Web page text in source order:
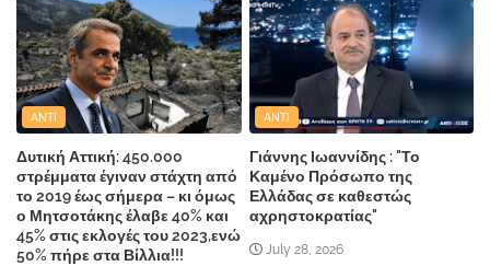
ANTI
Δυτική Αττική: 450.000
στρέμματα έγιναν στάχτη από
το 2019 έως σήμερα – κι όμως
ο Μητσοτάκης έλαβε 40% και
45% στις εκλογές του 2023,ενώ
50% πήρε στα Βίλλια!!!
ANTI
Γιάννης Ιωαννίδης : "Το
Καμένο Πρόσωπο της
Ελλάδας σε καθεστώς
αχρηστοκρατίας"
July 28, 2026